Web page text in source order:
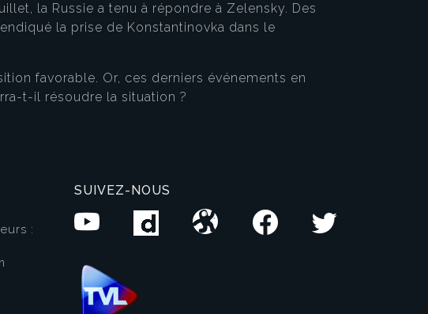
la Russie a tenu à répondre à Zelensky. Des
la prise de Konstantinovka dans le
favorable. Or, ces derniers événements en
t-il résoudre la situation ?
:
SUIVEZ-NOUS